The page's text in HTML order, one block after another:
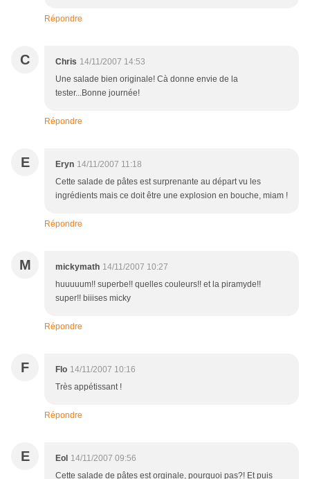
Répondre
C Chris 14/11/2007 14:53
Une salade bien originale! Cà donne envie de la
tester...Bonne journée!
Répondre
E Eryn 14/11/2007 11:18
Cette salade de pâtes est surprenante au départ vu les
ingrédients mais ce doit être une explosion en bouche, miam !
Répondre
M mickymath 14/11/2007 10:27
huuuuum!! superbe!! quelles couleurs!! et la piramyde!!
super!! biiises micky
Répondre
F Flo 14/11/2007 10:16
Très appétissant !
Répondre
E Eol 14/11/2007 09:56
Cette salade de pâtes est orginale, pourquoi pas?! Et puis